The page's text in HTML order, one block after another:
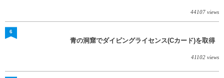
44107 views
青の洞窟でダイビングライセンス(Cカード)を取得
41102 views
6